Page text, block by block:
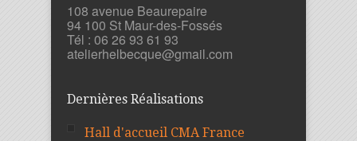
108 avenue Beaurepaire
94 100 St Maur-des-Fossés
Tél : 06 26 93 61 93
atelierhelbecque@gmail.com
Dernières Réalisations
Hall d'accueil CMA France